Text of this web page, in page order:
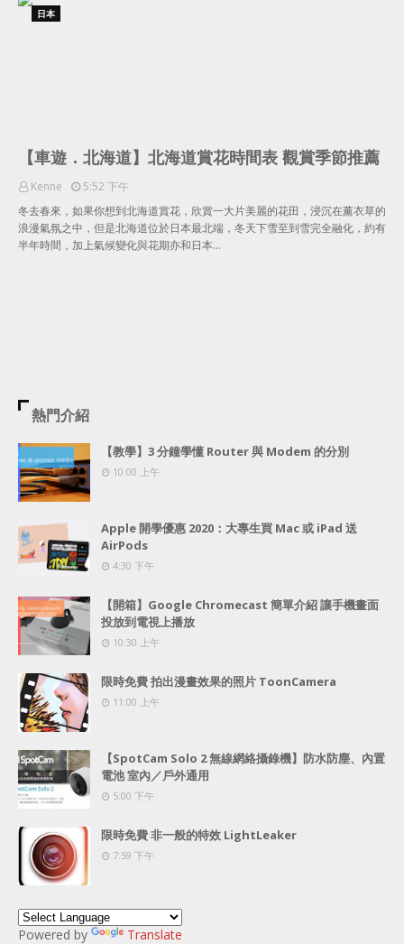
日本
【車遊．北海道】北海道賞花時間表 觀賞季節推薦
Kenne
5:52 下午
冬去春來，如果你想到北海道賞花，欣賞一大片美麗的花田，浸沉在薰衣草的
浪漫氣氛之中，但是北海道位於日本最北端，冬天下雪至到雪完全融化，約有
半年時間，加上氣候變化與花期亦和日本…
熱門介紹
【教學】3 分鐘學懂 Router 與 Modem 的分別
10:00 上午
Apple 開學優惠 2020：大專生買 Mac 或 iPad 送
AirPods
4:30 下午
【開箱】Google Chromecast 簡單介紹 讓手機畫面
投放到電視上播放
10:30 上午
限時免費 拍出漫畫效果的照片 ToonCamera
11:00 上午
【SpotCam Solo 2 無線網絡攝錄機】防水防塵、內置
電池 室內／戶外通用
5:00 下午
限時免費 非一般的特效 LightLeaker
7:59 下午
Powered by Translate